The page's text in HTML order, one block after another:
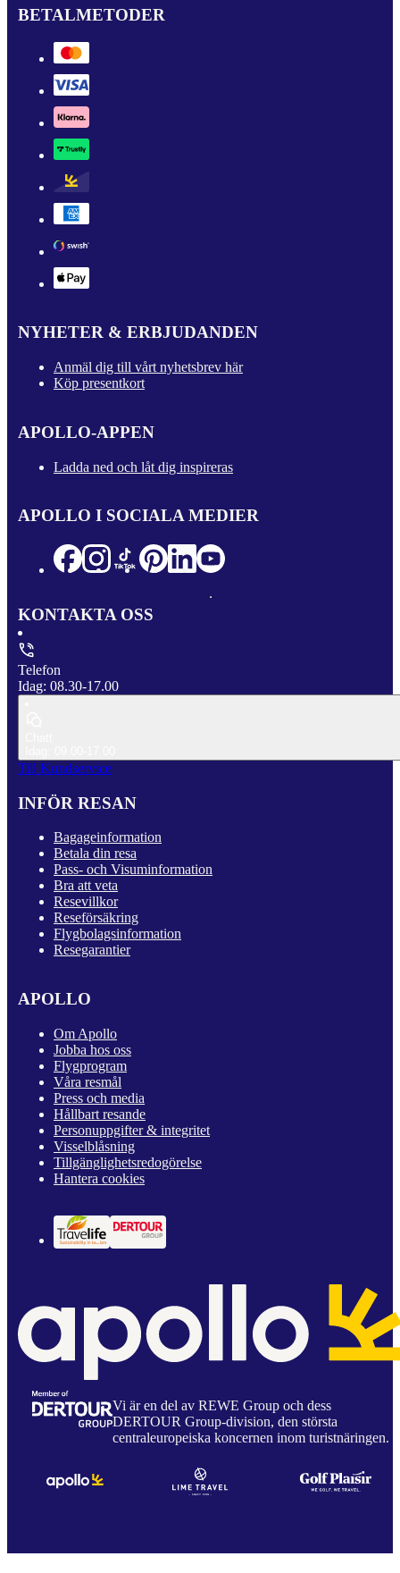
BETALMETODER
NYHETER & ERBJUDANDEN
Anmäl dig till vårt nyhetsbrev här
Köp presentkort
APOLLO-APPEN
Ladda ned och låt dig inspireras
APOLLO I SOCIALA MEDIER
KONTAKTA OSS
Telefon
Idag: 08.30-17.00
Till Kundservice
INFÖR RESAN
Bagageinformation
Betala din resa
Pass- och Visuminformation
Bra att veta
Resevillkor
Reseförsäkring
Flygbolagsinformation
Resegarantier
APOLLO
Om Apollo
Jobba hos oss
Flygprogram
Våra resmål
Press och media
Hållbart resande
Personuppgifter & integritet
Visselblåsning
Tillgänglighetsredogörelse
Hantera cookies
Vi är en del av REWE Group och dess
DERTOUR Group-division, den största
centraleuropeiska koncernen inom turistnäringen.